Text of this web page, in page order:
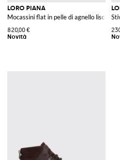
LORO PIANA
Mocassini flat in pelle di agnello liscia
820,00 €